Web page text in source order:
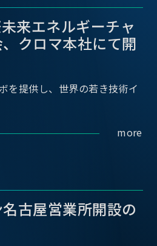
来エネルギーチャ
クロマ本社にて開
を提供し、世界の若き技術イ
more
古屋営業所開設の